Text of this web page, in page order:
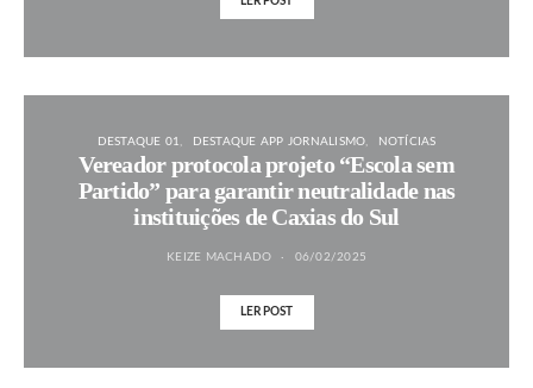
DESTAQUE 01 DESTAQUE APP JORNALISMO NOTÍCIAS
Vereador protocola projeto “Escola sem
Partido” para garantir neutralidade nas
instituições de Caxias do Sul
KEIZE MACHADO 06/02/2025
LER POST